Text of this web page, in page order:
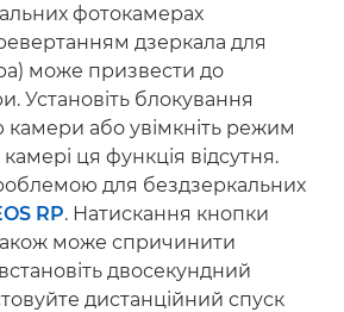
фотокамерах
дзеркала для
може призвести до
Установіть блокування
або увімкніть режим
ця функція відсутня.
для бездзеркальних
RP. Натискання кнопки
може спричинити
двосекундний
дистанційний спуск